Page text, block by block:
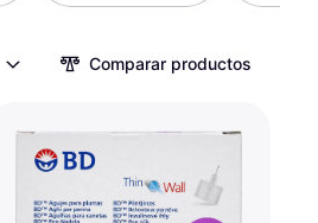
Comparar productos